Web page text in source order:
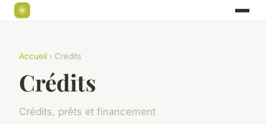
Accueil › Crédits
Crédits
Crédits, prêts et financement